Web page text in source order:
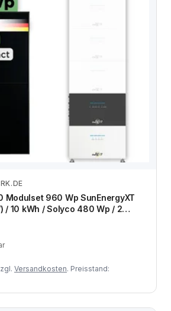
Zum Angebot
Modulset 960 Wp SunEnergyXT
/ 10 kWh / Solyco 480 Wp / 2
Versandkosten. Preisstand: